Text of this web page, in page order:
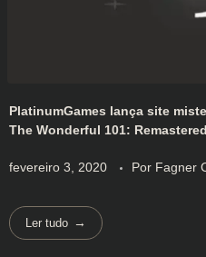
PlatinumGames lança site
The Wonderful 101: Remastered
fevereiro 3, 2020 Por Fagner
Ler tudo